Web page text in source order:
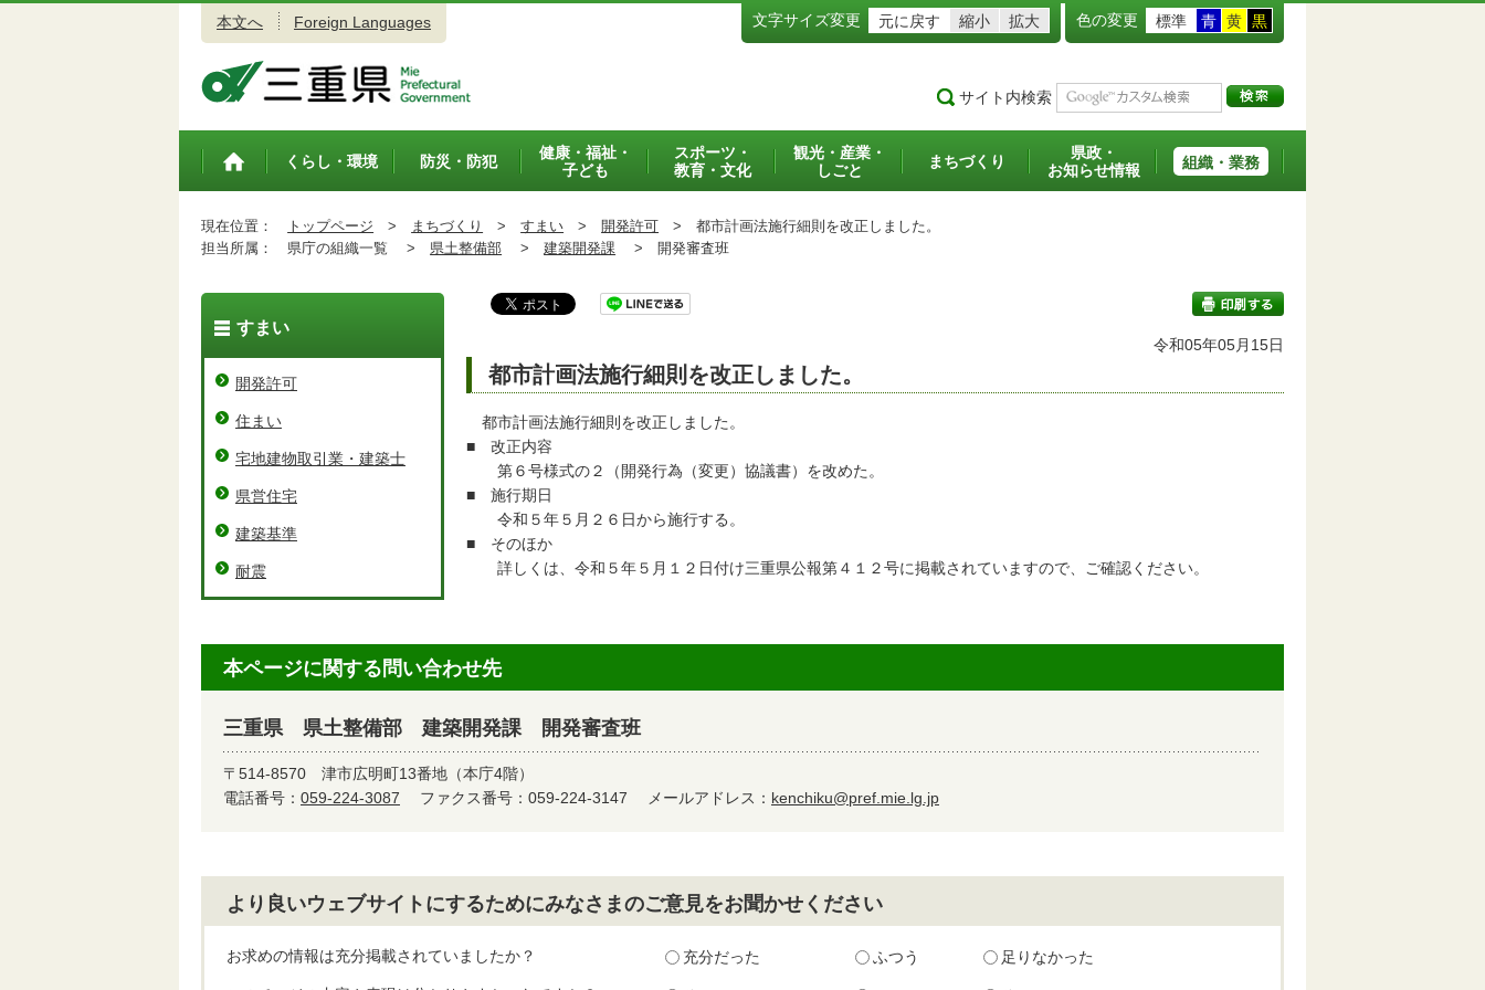
本文へ Foreign Languages 文字サイズ変更 元に戻す 縮小 拡大 色の変更 標準 青 黄 黒
サイト内検索
トップペ
くらし・環境 防災・防犯
健康・福祉・
子ども
スポーツ・
教育・文化
観光・産業・
しごと
まちづくり
県政・
お知らせ情報
組織・業務
現在位置： トップページ > まちづくり > すまい > 開発許可 > 都市計画法施行細則を改正しました。
担当所属：
県庁の組織一覧 > 県土整備部 > 建築開発課 > 開発審査班
印刷する
令和05年05月15日
都市計画法施行細則を改正しました。
都市計画法施行細則を改正しました。
■ 改正内容
第６号様式の２（開発行為（変更）協議書）を改めた。
■ 施行期日
令和５年５月２６日から施行する。
■ そのほか
詳しくは、令和５年５月１２日付け三重県公報第４１２号に掲載されていますので、ご確認ください。
すまい
開発許可
住まい
宅地建物取引業・建築士
県営住宅
建築基準
耐震
本ページに関する問い合わせ先
三重県 県土整備部 建築開発課 開発審査班
〒514-8570 津市広明町13番地（本庁4階）
電話番号： 059-224-3087 ファクス番号：059-224-3147 メールアドレス： kenchiku@pref.mie.lg.jp
より良いウェブサイトにするためにみなさまのご意見をお聞かせください
お求めの情報は充分掲載されていましたか？ 充分だった ふつう 足りなかった